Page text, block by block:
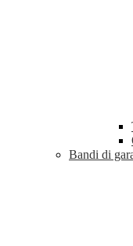
Bandi di